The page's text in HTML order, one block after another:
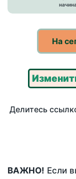
На
Делитесь
ВАЖНО! Если